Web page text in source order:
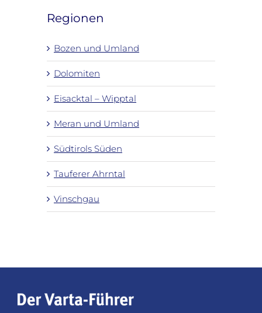
Regionen
Bozen und Umland
Dolomiten
Eisacktal – Wipptal
Meran und Umland
Südtirols Süden
Tauferer Ahrntal
Vinschgau